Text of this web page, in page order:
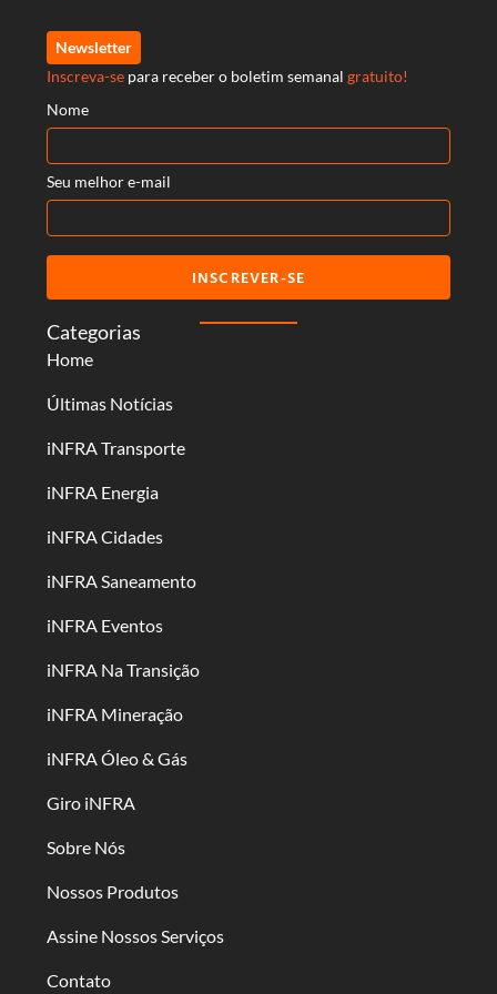
Categorias
Home
Últimas Notícias
iNFRA Transporte
iNFRA Energia
iNFRA Cidades
iNFRA Saneamento
iNFRA Eventos
iNFRA Na Transição
iNFRA Mineração
iNFRA Óleo & Gás
Giro iNFRA
Sobre Nós
Nossos Produtos
Assine Nossos Serviços
Contato
Newsletter
Inscreva-se para receber o boletim semanal gratuito!
Nome
Seu melhor e-mail
INSCREVER-SE